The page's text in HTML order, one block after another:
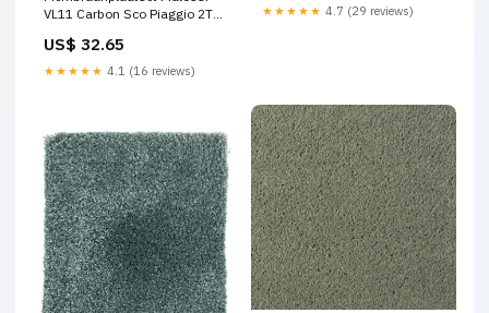
VL11 Carbon Sco Piaggio 2T
US$ 32.65
★★★★★ 4.1 (16 reviews)
★★★★★ 4.7 (29 reviews)